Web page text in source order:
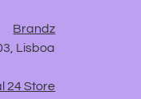
Brandz
Lisboa
24 Store